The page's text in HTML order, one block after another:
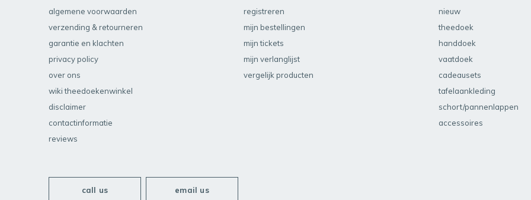
algemene voorwaarden
verzending & retourneren
garantie en klachten
privacy policy
over ons
wiki theedoekenwinkel
disclaimer
contactinformatie
reviews
registreren
mijn bestellingen
mijn tickets
mijn verlanglijst
vergelijk producten
nieuw
theedoek
handdoek
vaatdoek
cadeausets
tafelaankleding
schort/pannenlappen
accessoires
call us email us